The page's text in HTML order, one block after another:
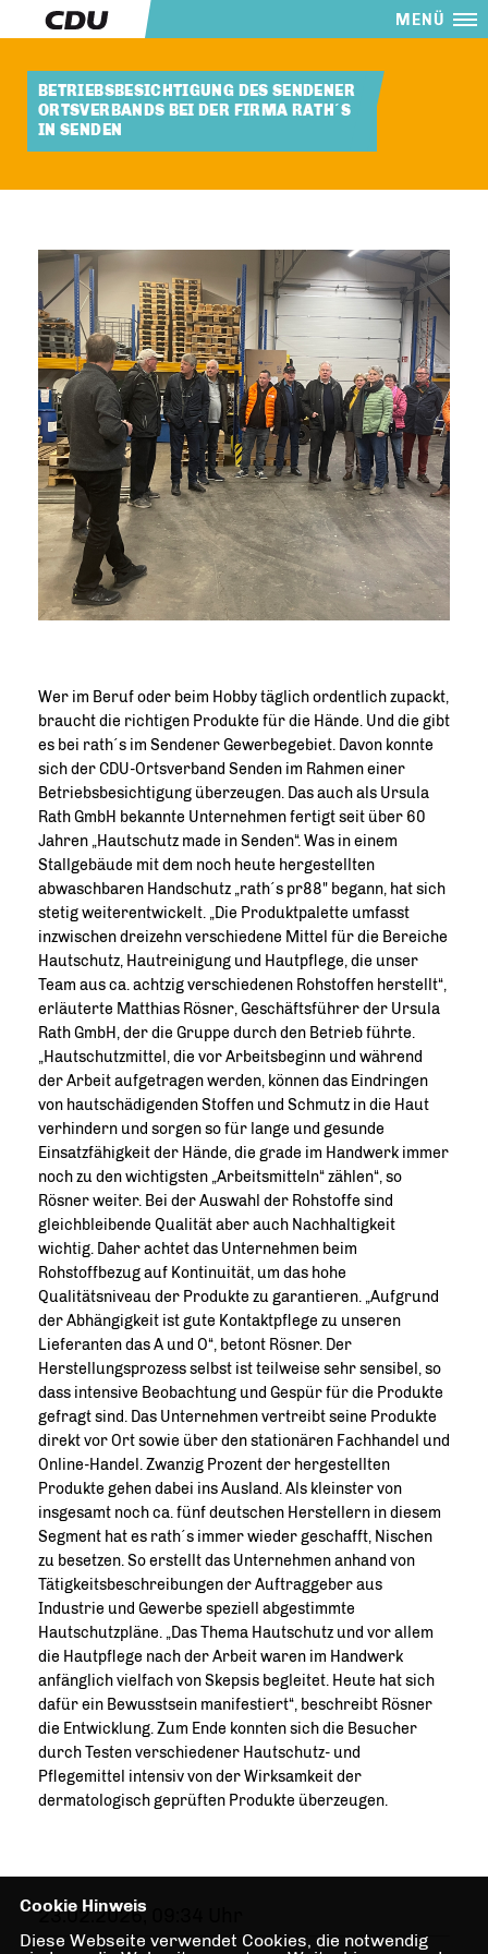
MENÜ
BETRIEBSBESICHTIGUNG DES SENDENER
ORTSVERBANDS BEI DER FIRMA RATH´S
IN SENDEN
Wer im Beruf oder beim Hobby täglich ordentlich zupackt,
braucht die richtigen Produkte für die Hände. Und die gibt
es bei rath´s im Sendener Gewerbegebiet. Davon konnte
sich der CDU-Ortsverband Senden im Rahmen einer
Betriebsbesichtigung überzeugen. Das auch als Ursula
Rath GmbH bekannte Unternehmen fertigt seit über 60
Jahren „Hautschutz made in Senden“. Was in einem
Stallgebäude mit dem noch heute hergestellten
abwaschbaren Handschutz „rath´s pr88" begann, hat sich
stetig weiterentwickelt. „Die Produktpalette umfasst
inzwischen dreizehn verschiedene Mittel für die Bereiche
Hautschutz, Hautreinigung und Hautpflege, die unser
Team aus ca. achtzig verschiedenen Rohstoffen herstellt“,
erläuterte Matthias Rösner, Geschäftsführer der Ursula
Rath GmbH, der die Gruppe durch den Betrieb führte.
Hautschutzmittel, die vor Arbeitsbeginn und während
der Arbeit aufgetragen werden, können das Eindringen
von hautschädigenden Stoffen und Schmutz in die Haut
verhindern und sorgen so für lange und gesunde
Einsatzfähigkeit der Hände, die grade im Handwerk immer
noch zu den wichtigsten „Arbeitsmitteln“ zählen“, so
Rösner weiter. Bei der Auswahl der Rohstoffe sind
gleichbleibende Qualität aber auch Nachhaltigkeit
wichtig. Daher achtet das Unternehmen beim
Rohstoffbezug auf Kontinuität, um das hohe
Qualitätsniveau der Produkte zu garantieren. „Aufgrund
der Abhängigkeit ist gute Kontaktpflege zu unseren
Lieferanten das A und O“, betont Rösner. Der
Herstellungsprozess selbst ist teilweise sehr sensibel, so
dass intensive Beobachtung und Gespür für die Produkte
gefragt sind. Das Unternehmen vertreibt seine Produkte
direkt vor Ort sowie über den stationären Fachhandel und
Online-Handel. Zwanzig Prozent der hergestellten
Produkte gehen dabei ins Ausland. Als kleinster von
insgesamt noch ca. fünf deutschen Herstellern in diesem
Segment hat es rath´s immer wieder geschafft, Nischen
zu besetzen. So erstellt das Unternehmen anhand von
Tätigkeitsbeschreibungen der Auftraggeber aus
Industrie und Gewerbe speziell abgestimmte
Hautschutzpläne. „Das Thema Hautschutz und vor allem
die Hautpflege nach der Arbeit waren im Handwerk
anfänglich vielfach von Skepsis begleitet. Heute hat sich
dafür ein Bewusstsein manifestiert“, beschreibt Rösner
die Entwicklung. Zum Ende konnten sich die Besucher
durch Testen verschiedener Hautschutz- und
Pflegemittel intensiv von der Wirksamkeit der
dermatologisch geprüften Produkte überzeugen.
23.02.2026, 09:34 Uhr
Cookie Hinweis
Diese Webseite verwendet Cookies, die notwendig